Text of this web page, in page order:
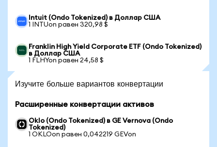
Intuit (Ondo Tokenized) в Доллар США
1 INTUon равен 320,98 $
Franklin High Yield Corporate ETF (Ondo Tokenized)
в Доллар США
1 FLHYon равен 24,58 $
Изучите больше вариантов конвертации
Расширенные конвертации активов
Oklo (Ondo Tokenized) в GE Vernova (Ondo
Tokenized)
1 OKLOon равен 0,042219 GEVon